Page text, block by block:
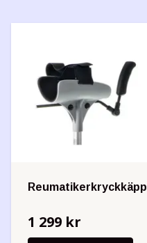
Reumatikerkryckkäpp
1 299 kr